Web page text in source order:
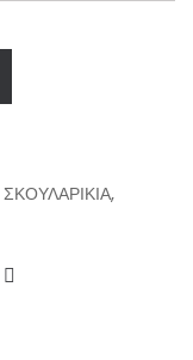
ΣΚΟΥΛΑΡΙΚΙΑ,